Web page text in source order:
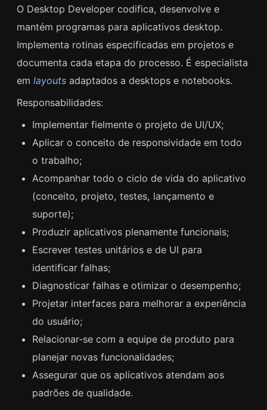
O Desktop Developer codifica, desenvolve e
mantém programas para aplicativos desktop.
Implementa rotinas especificadas em projetos e
documenta cada etapa do processo. É especialista
em layouts adaptados a desktops e notebooks.
Responsabilidades:
Implementar fielmente o projeto de UI/UX;
Aplicar o conceito de responsividade em todo
o trabalho;
Acompanhar todo o ciclo de vida do aplicativo
(conceito, projeto, testes, lançamento e
suporte);
Produzir aplicativos plenamente funcionais;
Escrever testes unitários e de UI para
identificar falhas;
Diagnosticar falhas e otimizar o desempenho;
Projetar interfaces para melhorar a experiência
do usuário;
Relacionar-se com a equipe de produto para
planejar novas funcionalidades;
Assegurar que os aplicativos atendam aos
padrões de qualidade.